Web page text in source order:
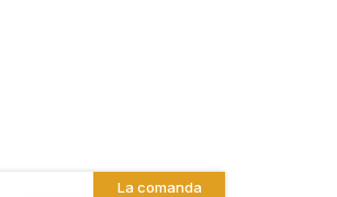
La comanda